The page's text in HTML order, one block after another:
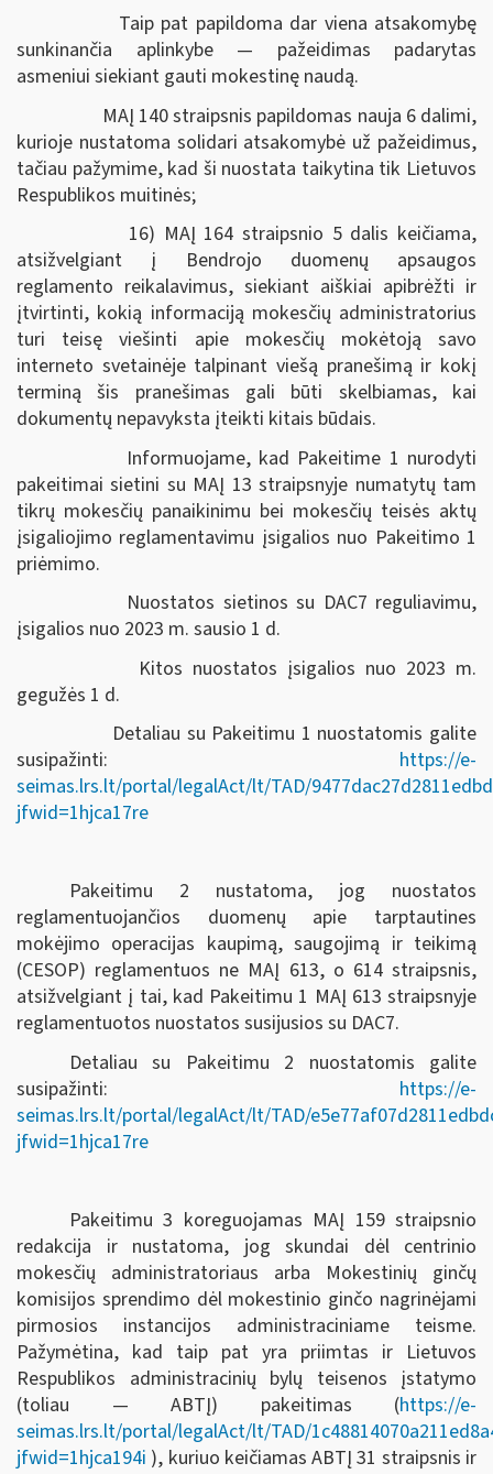
Taip pat papildoma dar viena atsakomybę
sunkinančia aplinkybe — pažeidimas padarytas
asmeniui siekiant gauti mokestinę naudą.
MAĮ 140 straipsnis papildomas nauja 6 dalimi,
kurioje nustatoma solidari atsakomybė už pažeidimus,
tačiau pažymime, kad ši nuostata taikytina tik Lietuvos
Respublikos muitinės;
16) MAĮ 164 straipsnio 5 dalis keičiama,
atsižvelgiant į Bendrojo duomenų apsaugos
reglamento reikalavimus, siekiant aiškiai apibrėžti ir
įtvirtinti, kokią informaciją mokesčių administratorius
turi teisę viešinti apie mokesčių mokėtoją savo
interneto svetainėje talpinant viešą pranešimą ir kokį
terminą šis pranešimas gali būti skelbiamas, kai
dokumentų nepavyksta įteikti kitais būdais.
Informuojame, kad Pakeitime 1 nurodyti
pakeitimai sietini su MAĮ 13 straipsnyje numatytų tam
tikrų mokesčių panaikinimu bei mokesčių teisės aktų
įsigaliojimo reglamentavimu įsigalios nuo Pakeitimo 1
priėmimo.
Nuostatos sietinos su DAC7 reguliavimu,
įsigalios nuo 2023 m. sausio 1 d.
Kitos nuostatos įsigalios nuo 2023 m.
gegužės 1 d.
Detaliau su Pakeitimu 1 nuostatomis galite
susipažinti: https://e-
seimas.lrs.lt/portal/legalAct/lt/TAD/
jfwid=1hjca17re
Pakeitimu 2 nustatoma, jog nuostatos
reglamentuojančios duomenų apie tarptautines
mokėjimo operacijas kaupimą, saugojimą ir teikimą
(CESOP) reglamentuos ne MAĮ 613, o 614 straipsnis,
atsižvelgiant į tai, kad Pakeitimu 1 MAĮ 613 straipsnyje
reglamentuotos nuostatos susijusios su DAC7.
Detaliau su Pakeitimu 2 nuostatomis galite
susipažinti: https://e-
seimas.lrs.lt/portal/legalAct/lt/TAD/
jfwid=1hjca17re
Pakeitimu 3 koreguojamas MAĮ 159 straipsnio
redakcija ir nustatoma, jog skundai dėl centrinio
mokesčių administratoriaus arba Mokestinių ginčų
komisijos sprendimo dėl mokestinio ginčo nagrinėjami
pirmosios instancijos administraciniame teisme.
Pažymėtina, kad taip pat yra priimtas ir Lietuvos
Respublikos administracinių bylų teisenos įstatymo
(toliau — ABTĮ) pakeitimas (https://e-
seimas.lrs.lt/portal/legalAct/lt/TAD/
jfwid=1hjca194i ), kuriuo keičiamas ABTĮ 31 straipsnis ir